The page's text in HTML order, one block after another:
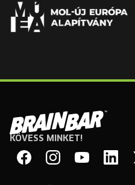
Brain
Bar
KÖVESS MINKET!